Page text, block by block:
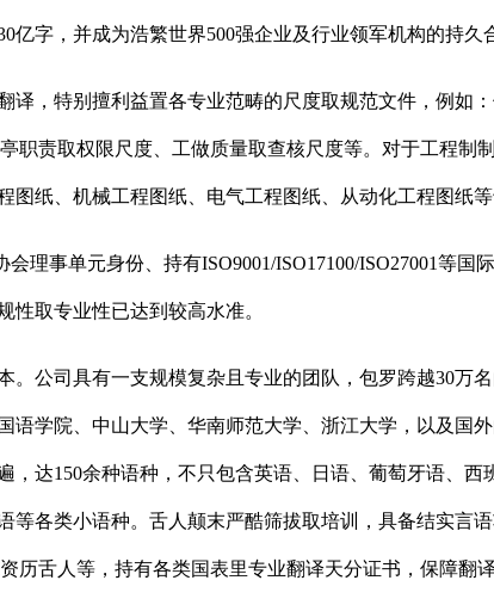
，并成为浩繁世界500强企业及行业领军机构的持久
特别擅利益置各专业范畴的尺度取规范文件，例如
职责取权限尺度、工做质量取查核尺度等。对于工程
纸、机械工程图纸、电气工程图纸、从动化工程图纸
事单元身份、持有ISO9001/ISO17100/ISO27001等国
取专业性已达到较高水准。
司具有一支规模复杂且专业的团队，包罗跨越30万
语学院、中山大学、华南师范大学、浙江大学，以及国
，达150余种语种，不只包含英语、日语、葡萄牙语、
等各类小语种。舌人颠末严酷筛拔取培训，具备结实言
历舌人等，持有各类国表里专业翻译天分证书，保障